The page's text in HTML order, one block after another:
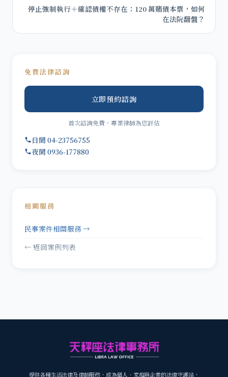
停止強制執行＋確認債權不存在：120 萬賭債本票，如何
在法院翻盤？
免費法律諮詢
立即預約諮詢
首次諮詢免費，專業律師為您評估
日間 04-23756755
夜間 0936-177880
相關服務
民事案件相關服務 →
← 返回案例列表
提供各種生活法律及律師服務，成為個人、家庭與企業的法律守護站，